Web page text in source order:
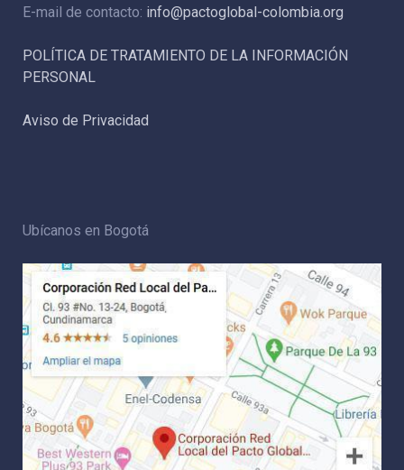
E-mail de contacto: info@pactoglobal-colombia.org
POLÍTICA DE TRATAMIENTO DE LA INFORMACIÓN
PERSONAL
Aviso de Privacidad
Ubícanos en Bogotá